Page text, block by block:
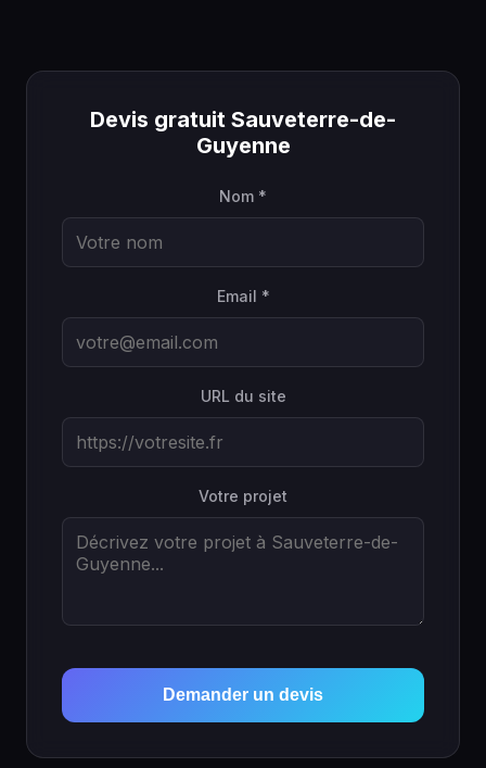
Devis gratuit Sauveterre-de-
Guyenne
Nom *
Email *
URL du site
Votre projet
Demander un devis